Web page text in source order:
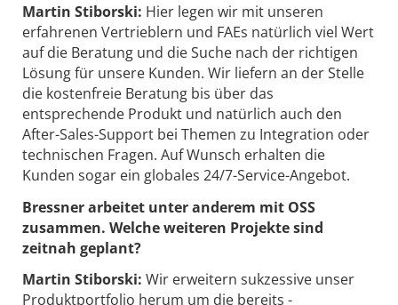
Martin Stiborski: Hier legen wir mit unseren
erfahrenen Vertrieblern und FAEs natürlich viel Wert
auf die Beratung und die Suche nach der richtigen
Lösung für unsere Kunden. Wir liefern an der Stelle
die kostenfreie Beratung bis über das
entsprechende Produkt und natürlich auch den
After-Sales-Support bei Themen zu Integration oder
technischen Fragen. Auf Wunsch erhalten die
Kunden sogar ein globales 24/7-Service-Angebot.
Bressner arbeitet unter anderem mit OSS
zusammen. Welche weiteren Projekte sind
zeitnah geplant?
Martin Stiborski: Wir erweitern sukzessive unser
Produktportfolio herum um die bereits ­